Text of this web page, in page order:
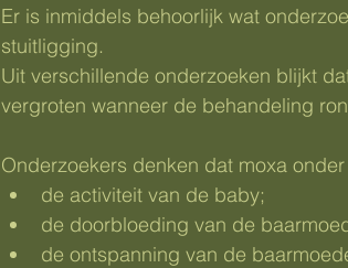
Er is inmiddels behoorlijk wat
stuitligging.
Uit verschillende onderzoeken blijkt
vergroten wanneer de behandeling
Onderzoekers denken dat moxa
de activiteit van de baby;
de doorbloeding van de
de ontspanning van de